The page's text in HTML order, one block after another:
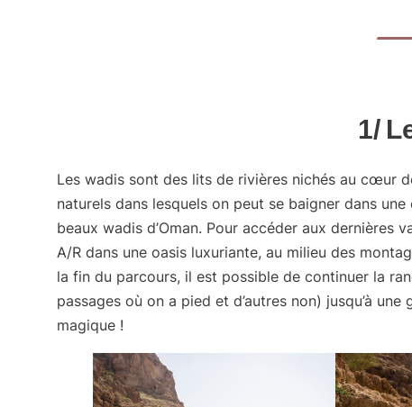
1/
Les wadis sont des lits de rivières nichés au cœur
naturels dans lesquels on peut se baigner dans
beaux wadis d’Oman. Pour accéder aux dernières
A/R dans une oasis luxuriante, au milieu des
la fin du parcours, il est possible de continuer la
passages où on a pied et d’autres non) jusqu’à
magique !